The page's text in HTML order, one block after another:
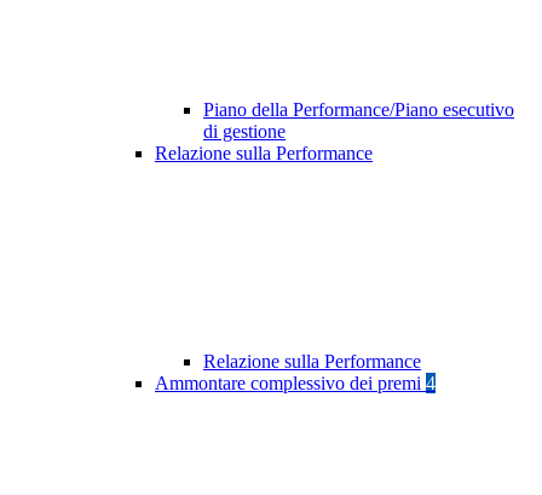
Piano della Performance/Piano esecutivo
di gestione
Relazione sulla Performance
Relazione sulla Performance
Ammontare complessivo dei premi 4